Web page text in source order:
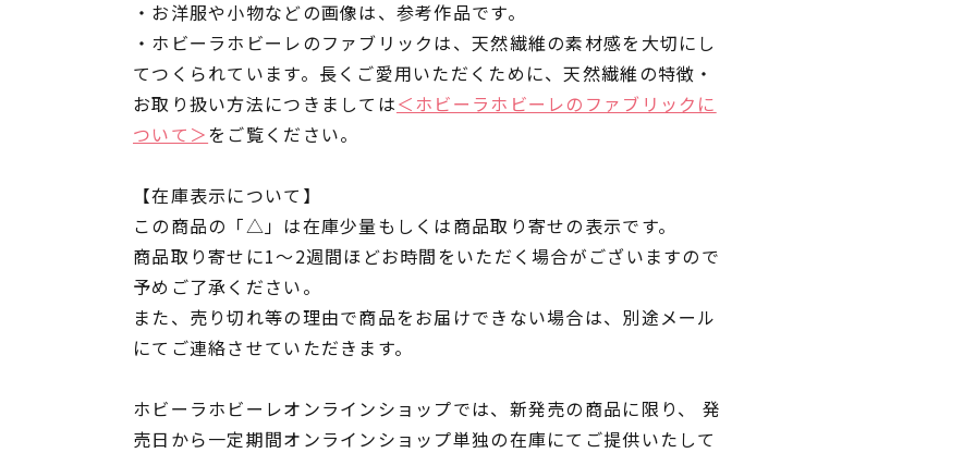
・お洋服や小物などの画像は、参考作品です。
・ホビーラホビーレのファブリックは、天然繊維の素材感を大切にし
てつくられています。長くご愛用いただくために、天然繊維の特徴・
お取り扱い方法につきましては＜ホビーラホビーレのファブリックに
ついて＞をご覧ください。
【在庫表示について】
この商品の「△」は在庫少量もしくは商品取り寄せの表示です。
商品取り寄せに1～2週間ほどお時間をいただく場合がございますので
予めご了承ください。
また、売り切れ等の理由で商品をお届けできない場合は、別途メール
にてご連絡させていただきます。
ホビーラホビーレオンラインショップでは、新発売の商品に限り、 発
売日から一定期間オンラインショップ単独の在庫にてご提供いたして